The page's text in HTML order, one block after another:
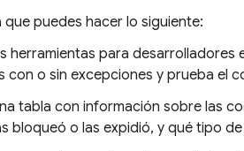
que puedes hacer lo siguiente:
herramientas para
con o sin excepciones y prueba el
tabla con información sobre las
bloqueó o las expidió, y qué tipo